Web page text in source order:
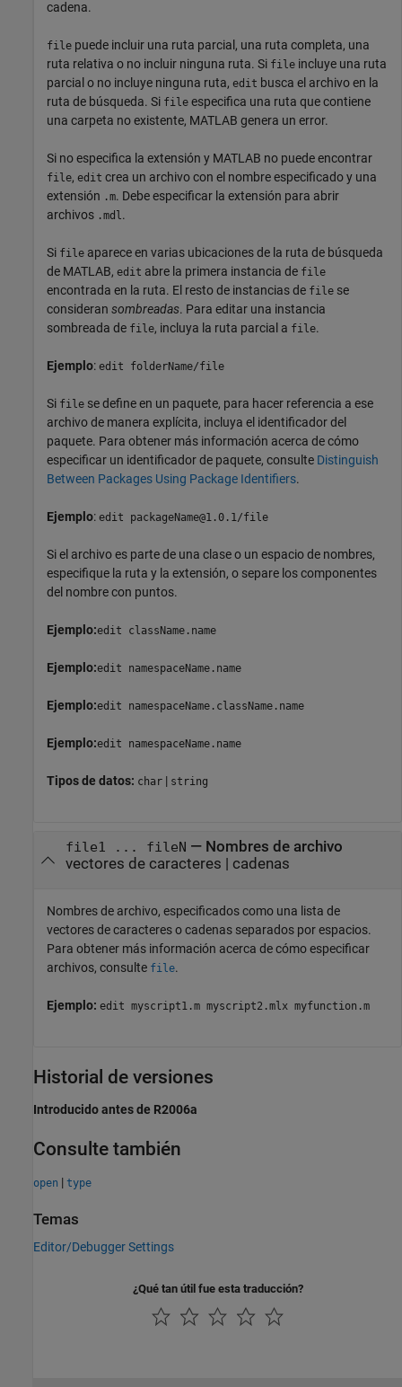
cadena.
file puede incluir una ruta parcial, una ruta completa, una
ruta relativa o no incluir ninguna ruta. Si file incluye una ruta
parcial o no incluye ninguna ruta, edit busca el archivo en la
ruta de búsqueda. Si file especifica una ruta que contiene
una carpeta no existente, MATLAB genera un error.
Si no especifica la extensión y MATLAB no puede encontrar
file, edit crea un archivo con el nombre especificado y una
extensión .m. Debe especificar la extensión para abrir
archivos .mdl.
Si file aparece en varias ubicaciones de la ruta de búsqueda
de MATLAB, edit abre la primera instancia de file
encontrada en la ruta. El resto de instancias de file se
consideran sombreadas. Para editar una instancia
sombreada de file, incluya la ruta parcial a file.
Ejemplo: edit folderName/file
Si file se define en un paquete, para hacer referencia a ese
archivo de manera explícita, incluya el identificador del
paquete. Para obtener más información acerca de cómo
especificar un identificador de paquete, consulte Distinguish
Between Packages Using Package Identifiers.
Ejemplo: edit packageName@1.0.1/file
Si el archivo es parte de una clase o un espacio de nombres,
especifique la ruta y la extensión, o separe los componentes
del nombre con puntos.
Ejemplo:edit className.name
Ejemplo:edit namespaceName.name
Ejemplo:edit namespaceName.className.name
Ejemplo:edit namespaceName.name
Tipos de datos: char | string
file1 ... fileN — Nombres de archivo
vectores de caracteres | cadenas
Nombres de archivo, especificados como una lista de
vectores de caracteres o cadenas separados por espacios.
Para obtener más información acerca de cómo especificar
archivos, consulte file.
Ejemplo: edit myscript1.m myscript2.mlx myfunction.m
Historial de versiones
Introducido antes de R2006a
Consulte también
open | type
Temas
Editor/Debugger Settings
¿Qué tan útil fue esta traducción?